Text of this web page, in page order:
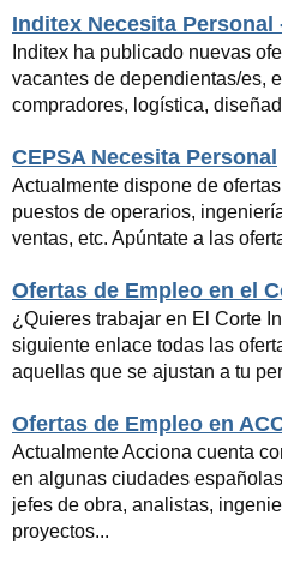
Inditex Necesita Personal
Inditex ha publicado nuevas
vacantes de dependientas/es,
compradores, logística,
CEPSA Necesita Personal
Actualmente dispone de
puestos de operarios,
ventas, etc. Apúntate a las
Ofertas de Empleo en el
¿Quieres trabajar en El Corte
siguiente enlace todas las
aquellas que se ajustan a tu
Ofertas de Empleo en
Actualmente Acciona cuenta
en algunas ciudades
jefes de obra, analistas,
proyectos...